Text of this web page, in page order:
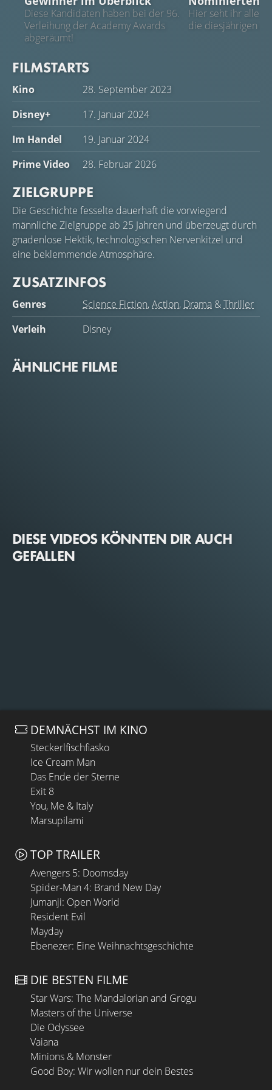
Diese Kandidaten haben bei der 96.
Verleihung der Academy Awards
abgeräumt!
Hier seht ihr alle
die diesjährigen
FILMSTARTS
Kino
28. September 2023
Disney+
17. Januar 2024
Im Handel
19. Januar 2024
Prime Video
28. Februar 2026
ZIELGRUPPE
Die Geschichte fesselte dauerhaft die vorwiegend
männliche Zielgruppe ab 25 Jahren und überzeugt durch
gnadenlose Hektik, technologischen Nervenkitzel und
eine beklemmende Atmosphäre.
ZUSATZINFOS
Genres Science Fiction,Action, Drama &Thriller
Verleih
Disney
ÄHNLICHE FILME
DIESE VIDEOS KÖNNTEN DIR AUCH
GEFALLEN
DEMNÄCHST IM KINO
Steckerlfischfiasko
Ice Cream Man
Das Ende der Sterne
Exit 8
You, Me & Italy
Marsupilami
TOP TRAILER
Avengers 5: Doomsday
Spider-Man 4: Brand New Day
Jumanji: Open World
Resident Evil
Mayday
Ebenezer: Eine Weihnachtsgeschichte
DIE BESTEN FILME
Star Wars: The Mandalorian and Grogu
Masters of the Universe
Die Odyssee
Vaiana
Minions & Monster
Good Boy: Wir wollen nur dein Bestes